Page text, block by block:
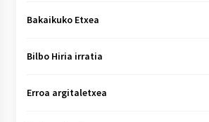
Bakaikuko Etxea
Bilbo Hiria irratia
Erroa argitaletxea